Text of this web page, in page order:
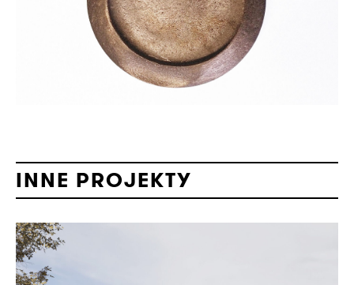
INNE PROJEKTY